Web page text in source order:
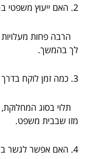
2. האם ייעוץ משפטי בגישור עולה ביוקר?
הרבה פחות מעלויות
לך בהמשך.
3. כמה זמן לוקח בדרך כלל גישור עם ייעוץ?
תלוי בסוג
מזו שבבית משפט.
4. האם אפשר לגשר בלי להגיע להסכם?